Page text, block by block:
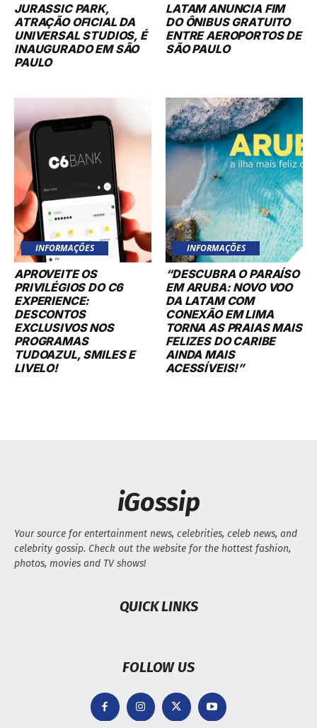
JURASSIC PARK,
ATRAÇÃO OFICIAL DA
UNIVERSAL STUDIOS, É
INAUGURADO EM SÃO
PAULO
LATAM ANUNCIA FIM
DO ÔNIBUS GRATUITO
ENTRE AEROPORTOS DE
SÃO PAULO
INFORMAÇÕES
APROVEITE OS
PRIVILÉGIOS DO C6
EXPERIENCE:
DESCONTOS
EXCLUSIVOS NOS
PROGRAMAS
TUDOAZUL, SMILES E
LIVELO!
INFORMAÇÕES
“DESCUBRA O PARAÍSO
EM ARUBA: NOVO VOO
DA LATAM COM
CONEXÃO EM LIMA
TORNA AS PRAIAS MAIS
FELIZES DO CARIBE
AINDA MAIS
ACESSÍVEIS!”
iGossip
Your source for entertainment news, celebrities, celeb news, and
celebrity gossip. Check out the website for the hottest fashion,
photos, movies and TV shows!
QUICK LINKS
FOLLOW US